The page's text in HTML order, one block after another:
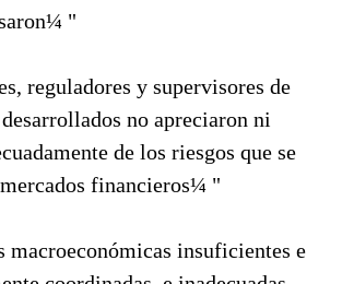
"
reguladores y supervisores de
no apreciaron ni
de los riesgos que se
financieros¼ "
insuficientes e